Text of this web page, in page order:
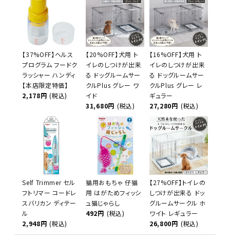
【37%OFF】ヘルス
プログラム フードク
ラッシャー ハンディ
【本店限定特価】
2,178円 (税込)
【20%OFF】犬用 ト
イレのしつけが出来
る ドッグルームサー
クルPlus グレー ワ
イド
31,680円 (税込)
【16%OFF】犬用 ト
イレのしつけが出来
る ドッグルームサー
クルPlus グレー レ
ギュラー
27,280円 (税込)
Self Trimmer セル
フトリマー コードレ
スバリカン ディテー
ル
2,948円 (税込)
猫用おもちゃ 仔猫
用 はがためフィッシ
ュ猫じゃらし
492円 (税込)
【27%OFF】トイレの
しつけが出来る ドッ
グルームサークル ホ
ワイト レギュラー
26,800円 (税込)